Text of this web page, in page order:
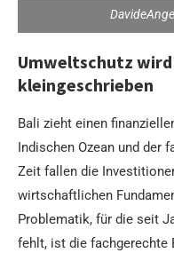
Umweltschutz
kleingeschrieben
Bali zieht einen
Indischen Ozean und der
Zeit fallen die
wirtschaftlichen
Problematik, für die seit
fehlt, ist die fachgerechte